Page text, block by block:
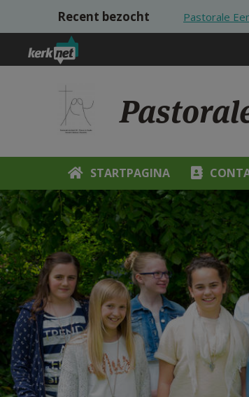
Overslaan en naar de inhoud gaan
Recent bezocht Pastorale
STARTPAGINA